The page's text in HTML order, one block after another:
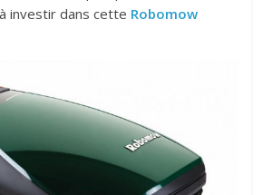
investir dans cette Robomow